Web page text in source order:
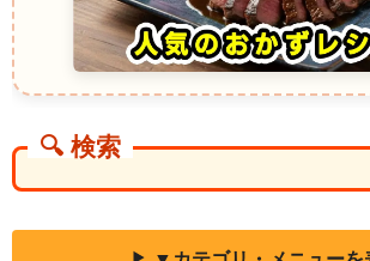
チェコの家庭で愛される「クルピツォヴァー・カー
粉と牛乳で作るシンプルな温かい甘い粥。舌触りは
バターやシナモンをのせて食べることもあります。
ときにも、何でもない日にも登場する、あたたか
ペルーの「マサモーラ・モラーダ」は、紫とうも
してでんぷんでとろみをつけたデザート。温かく
り、葛湯のようにとろっとした舌触りが心地よい
感覚が広がります。
🔍 検索